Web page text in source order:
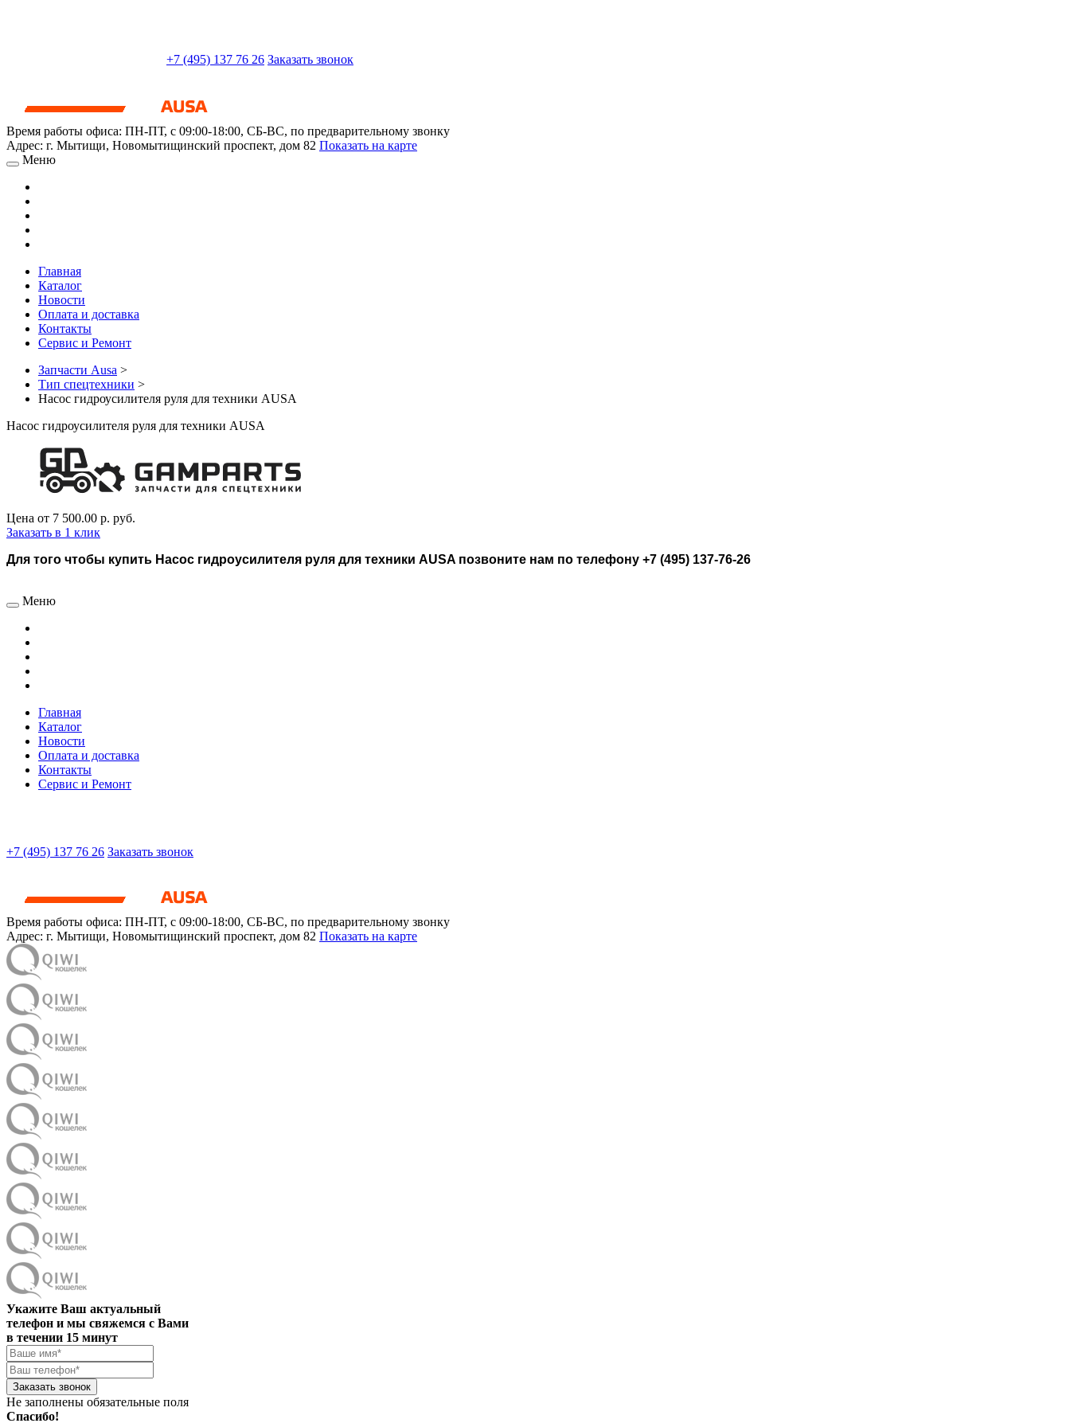
+7 (495) 137 76 26 Заказать звонок
Время работы офиса: ПН-ПТ, с 09:00-18:00, СБ-ВС, по предварительному звонку
Адрес: г. Мытищи, Новомытищинский проспект, дом 82 Показать на карте
Меню
Главная
Каталог
Новости
Оплата и доставка
Контакты
Сервис и Ремонт
Запчасти Ausa >
Тип спецтехники >
Насос гидроусилителя руля для техники AUSA
Насос гидроусилителя руля для техники AUSA
Цена от 7 500.00 р. руб.
Заказать в 1 клик
Для того чтобы купить Насос гидроусилителя руля для техники AUSA позвоните нам по телефону +7 (495) 137-76-26
Меню
Главная
Каталог
Новости
Оплата и доставка
Контакты
Сервис и Ремонт
+7 (495) 137 76 26 Заказать звонок
Время работы офиса: ПН-ПТ, с 09:00-18:00, СБ-ВС, по предварительному звонку
Адрес: г. Мытищи, Новомытищинский проспект, дом 82 Показать на карте
Укажите Ваш актуальный
телефон и мы свяжемся с Вами
в течении 15 минут
Заказать звонок
Не заполнены обязательные поля
Спасибо!